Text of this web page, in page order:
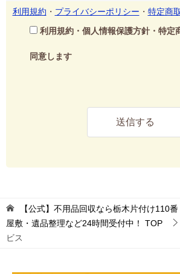
利用規約 ・ プライバシーポリシー ・ 特定商
利用規約・個人情報保護方針・特定
同意します
【公式】不用品回収なら栃木片付け110
屋敷・遺品整理など24時間受付中！
TOP
ビス